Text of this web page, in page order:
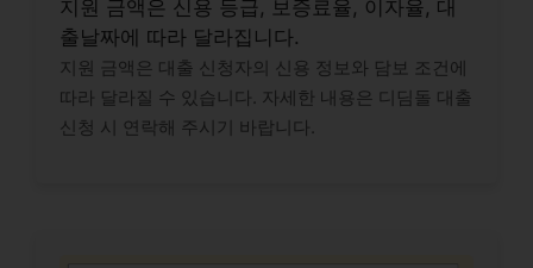
지원 금액은 신용 등급, 보증료율, 이자율, 대
출날짜에 따라 달라집니다.
지원 금액은 대출 신청자의 신용 정보와 담보 조건에
따라 달라질 수 있습니다. 자세한 내용은 디딤돌 대출
신청 시 연락해 주시기 바랍니다.